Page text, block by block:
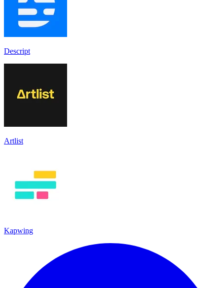
Descript
Artlist
Kapwing